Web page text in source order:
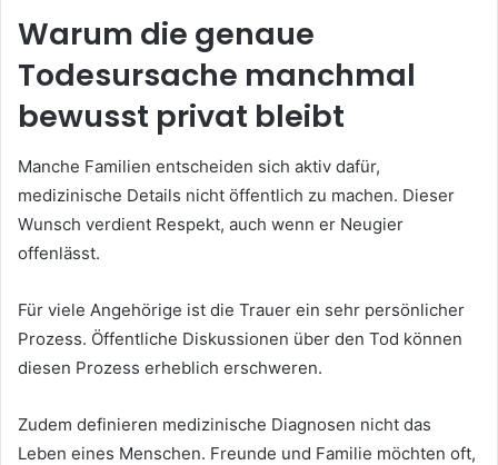
Warum die genaue
Todesursache manchmal
bewusst privat bleibt
Manche Familien entscheiden sich aktiv dafür,
medizinische Details nicht öffentlich zu machen. Dieser
Wunsch verdient Respekt, auch wenn er Neugier
offenlässt.
Für viele Angehörige ist die Trauer ein sehr persönlicher
Prozess. Öffentliche Diskussionen über den Tod können
diesen Prozess erheblich erschweren.
Zudem definieren medizinische Diagnosen nicht das
Leben eines Menschen. Freunde und Familie möchten oft,